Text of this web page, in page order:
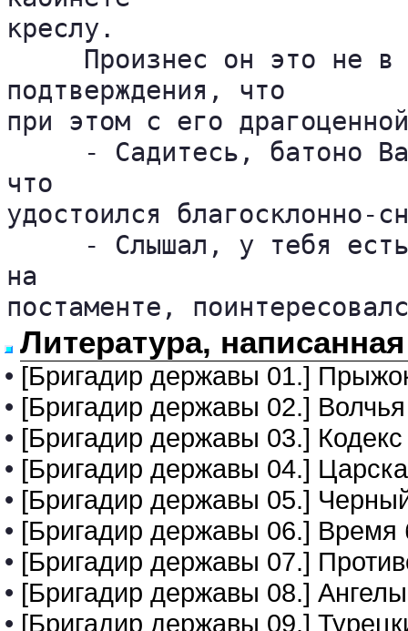
креслу.
Произнес он это не
подтверждения, что
при этом с его
- Садитесь, батоно
что
удостоился благосклонно-
- Слышал, у тебя
на
постаменте,
Литература,
• [Бригадир державы 01.]
• [Бригадир державы 02.]
• [Бригадир державы 03.] Кодекс
• [Бригадир державы 04.]
• [Бригадир державы 05.]
• [Бригадир державы 06.] Время
• [Бригадир державы 07.]
• [Бригадир державы 08.]
• [Бригадир державы 09.]